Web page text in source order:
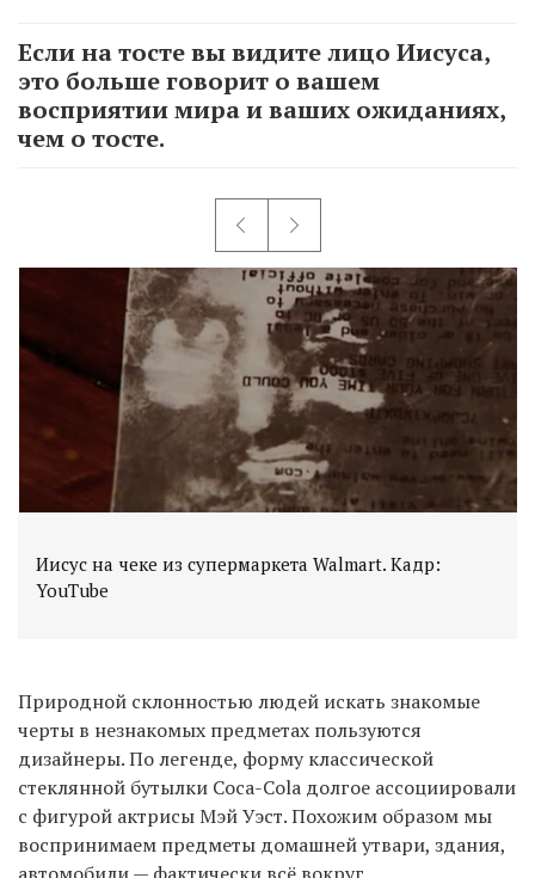
Если на тосте вы видите лицо Иисуса,
это больше говорит о вашем
восприятии мира и ваших ожиданиях,
чем о тосте.
Иисус на чеке из супермаркета Walmart. Кадр:
YouTube
Природной склонностью людей искать знакомые
черты в незнакомых предметах пользуются
дизайнеры. По легенде, форму классической
стеклянной бутылки Coca-Cola долгое ассоциировали
с фигурой актрисы Мэй Уэст. Похожим образом мы
воспринимаем предметы домашней утвари, здания,